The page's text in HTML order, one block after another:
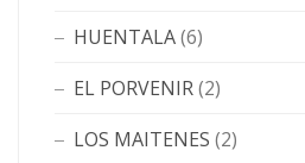
HUENTALA(6)
EL PORVENIR(2)
LOS MAITENES (2)